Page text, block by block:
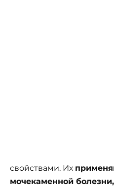
свойствами. Их
мочекаменной